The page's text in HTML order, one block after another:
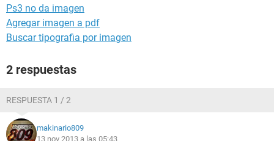
Ps3 no da imagen
Agregar imagen a pdf
Buscar tipografia por imagen
2 respuestas
RESPUESTA 1 / 2
makinario809
13 nov 2013 a las 05:43